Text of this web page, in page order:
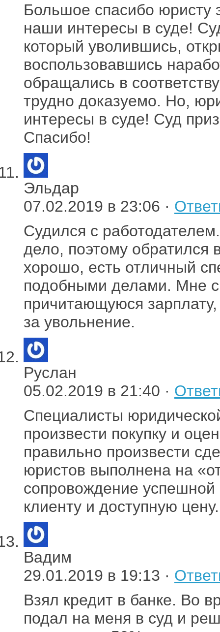
Большое спасибо юристу
наши интересы в суде!
который уволившись,
воспользовавшись
обращались в
трудно доказуемо. Но,
интересы в суде! Суд
Спасибо!
Эльдар
07.02.2019 в 23:06 ·
Судился с
дело, поэтому обратился
хорошо, есть отличный
подобными делами. Мне
причитающуюся
за увольнение.
Руслан
05.02.2019 в 21:40 ·
Специалисты
произвести покупку и
правильно произвести
юристов выполнена на
сопровождение
клиенту и доступную цену.
Вадим
29.01.2019 в 19:13 ·
Взял кредит в банке. Во
подал на меня в суд и